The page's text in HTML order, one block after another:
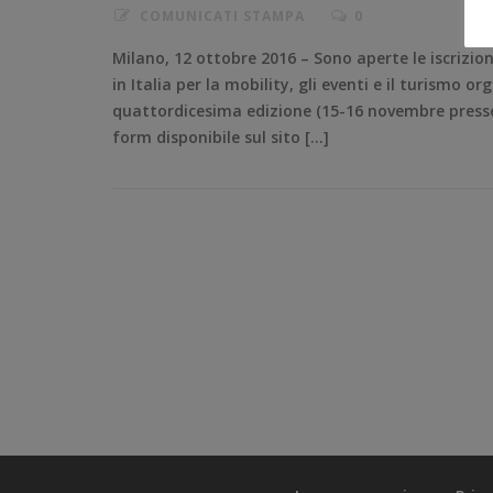
Milano, 12 ottobre 2016 – Sono aperte le
in Italia per la mobility, gli eventi e il turismo
quattordicesima edizione (15-16 novembre
form disponibile sul sito […]